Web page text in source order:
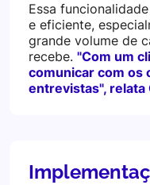
Essa
e eficiente,
grande volume de
recebe. "Com um
comunicar com os
entrevistas", relata